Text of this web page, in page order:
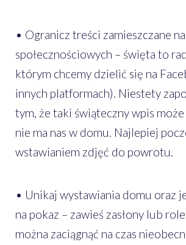
• Ogranicz treści zamieszczane
społecznościowych – święta to
którym chcemy dzielić się na
innych platformach). Niestety
tym, że taki świąteczny wpis
nie ma nas w domu. Najlepiej
wstawianiem zdjęć do powrotu.
• Unikaj wystawiania domu oraz
na pokaz – zawieś zasłony lub
można zaciągnąć na czas